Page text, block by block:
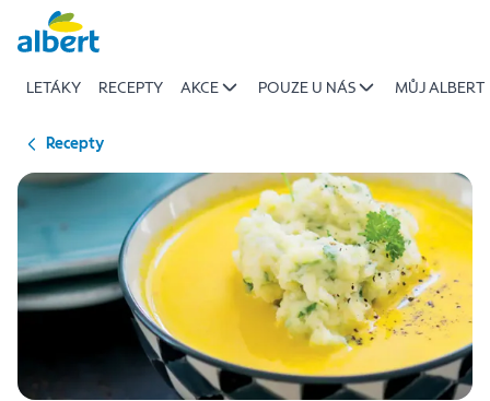
Přeskočit
LETÁKY RECEPTY AKCE POUZE U NÁS MŮJ ALBERT
Recepty